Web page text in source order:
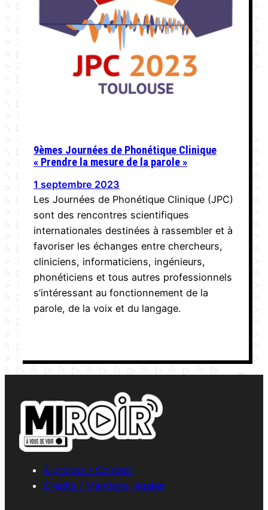
9èmes Journées de Phonétique Clinique
« Prendre la mesure de la parole »
1 septembre 2023
Les Journées de Phonétique Clinique (JPC)
sont des rencontres scientifiques
internationales destinées à rassembler et à
favoriser les échanges entre chercheurs,
cliniciens, informaticiens, ingénieurs,
phonéticiens et tous autres professionnels
s’intéressant au fonctionnement de la
parole, de la voix et du langage.
À propos / Contact
Crédits / Mentions légales